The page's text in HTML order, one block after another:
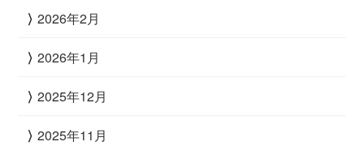
2026年2月
2026年1月
2025年12月
2025年11月